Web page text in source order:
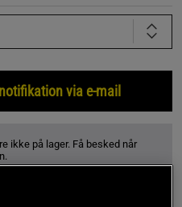
via e-mail
ikke på lager. Få besked når